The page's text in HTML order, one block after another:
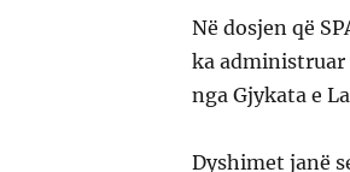
Në dosjen që
ka administruar
nga Gjykata e
Dyshimet janë